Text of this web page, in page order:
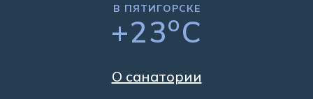
В ПЯТИГОРСКЕ
+23oC
О санатории